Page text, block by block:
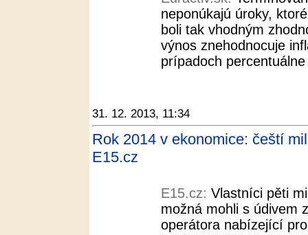
neponúkajú úroky,
boli tak vhodným
výnos znehodnocuje
prípadoch
31. 12. 2013, 11:34
Rok 2014 v ekonomice: čeští
E15.cz
E15.cz: Vlastníci pěti
možná mohli s údivem
operátora nabízející